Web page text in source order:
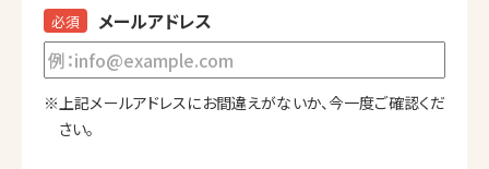
メールアドレス
必須
※上記メールアドレスにお間違えがないか、今一度ご確認くだ
さい。